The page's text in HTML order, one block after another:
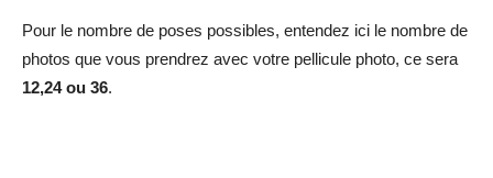
Pour le nombre de poses possibles, entendez ici le nombre de
photos que vous prendrez avec votre pellicule photo, ce sera
12,24 ou 36.